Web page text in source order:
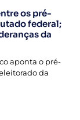
os pré-
federal;
da
aponta o pré-
da